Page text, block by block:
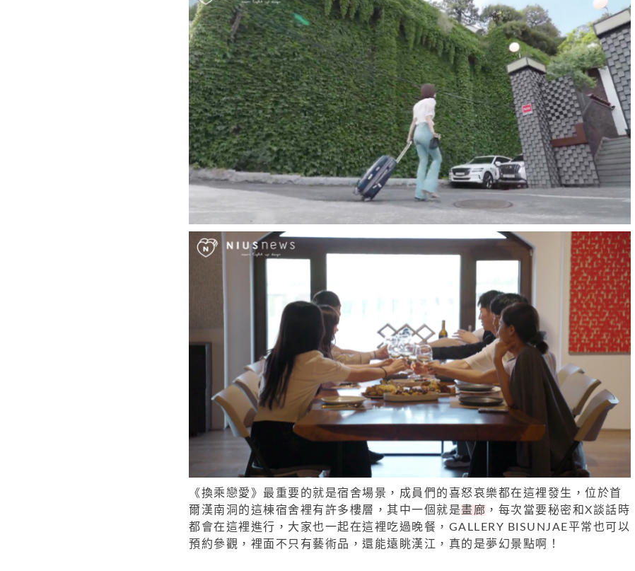
《換乘戀愛》最重要的就是宿舍場景，成員們的喜怒哀樂都在這裡發生，位於首
爾漢南洞的這棟宿舍裡有許多樓層，其中一個就是畫廊 ，每次當要秘密和X談話時
都會在這裡進行，大家也一起在這裡吃過晚餐，GALLERY BISUNJAE平常也可以
預約參觀，裡面不只有藝術品，還能遠眺漢江，真的是夢幻景點啊！